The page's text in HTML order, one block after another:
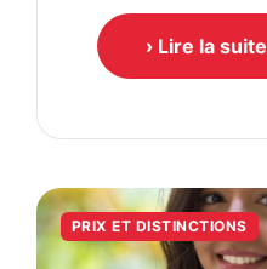
› Lire la suite
PRIX ET DISTINCTIONS